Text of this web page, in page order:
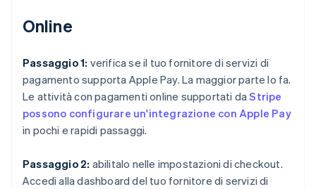
Online
Passaggio 1: verifica se il tuo fornitore di servizi di
pagamento supporta Apple Pay. La maggior parte lo fa.
Le attività con pagamenti online supportati daStripe
possono configurare un'integrazione con Apple Pay
in pochi e rapidi passaggi.
Passaggio 2: abilitalo nelle impostazioni di checkout.
Accedi alla dashboard del tuo fornitore di servizi di